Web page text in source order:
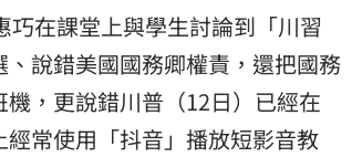
巧在課堂上與學生討論到「川習
說錯美國國務卿權責，還把國務
，更說錯川普（12日）已經在
常使用「抖音」播放短影音教